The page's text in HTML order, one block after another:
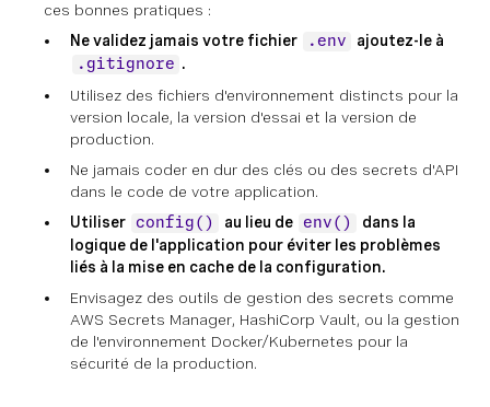
ces bonnes pratiques :
Ne validez jamais votre fichier
.env ajoutez-le à
.gitignore .
Utilisez des fichiers d'environnement distincts pour la
version locale, la version d'essai et la version de
production.
Ne jamais coder en dur des clés ou des secrets d'API
dans le code de votre application.
Utiliser
config() au lieu de env()
dans la
logique de l'application pour éviter les problèmes
liés à la mise en cache de la configuration.
Envisagez des outils de gestion des secrets comme
AWS Secrets Manager, HashiCorp Vault, ou la gestion
de l'environnement Docker/Kubernetes pour la
sécurité de la production.